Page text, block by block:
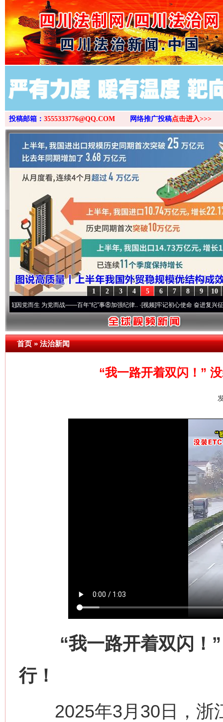
>
投稿邮箱： 3555333776@QQ.COM 网络推广投稿点击进入>>>
10
9
8
7
6
5
4
3
2
1
生 为党而战——百年“纪”事⑧加强纪律..·[视频]牢记初心使命 奋进复兴征程丨“转折
首页»法治新闻
“我一路开着双闪！”
“我一路开着双闪！”
行！
2025年3月30日，浙
这是一记警钟！ 谢